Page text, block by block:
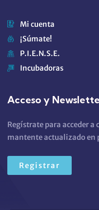
Mi cuenta
¡Súmate!
P.I.E.N.S.E.
Incubadoras
Acceso y
Regístrate para acceder
mantente actualizado en
Registrar